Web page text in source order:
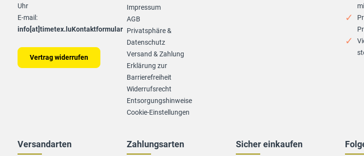
Sicher einkaufen
Uhr
E-mail:
info[at]timetex.luKontaktformular
Vertrag widerrufen
Impressum
AGB
Privatsphäre &
Datenschutz
Versand & Zahlung
Erklärung zur
Barrierefreiheit
Widerrufsrecht
Entsorgungshinweise
Cookie-Einstellungen
Zahlungsarten
Versandarten